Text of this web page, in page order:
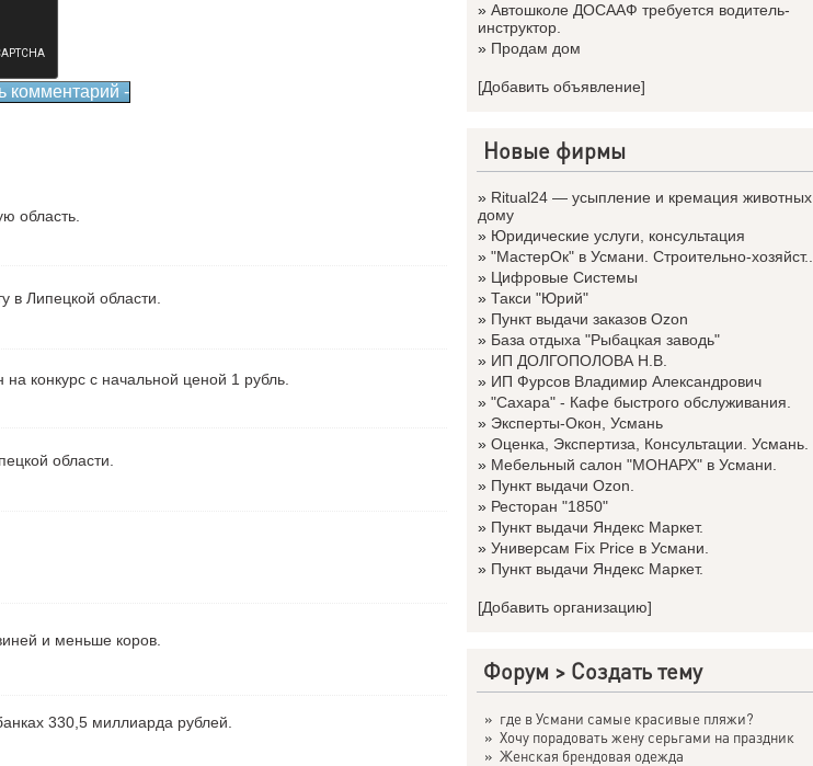
область.
в Липецкой области.
конкурс с начальной ценой 1 рубль.
области.
и меньше коров.
330,5 миллиарда рублей.
» Автошколе ДОСААФ требуется водитель-
инструктор.
» Продам дом
[Добавить объявление]
Новые фирмы
» Ritual24 — усыпление и кремация
дому
» Юридические услуги, консультация
» "МастерОк" в Усмани. Строительно-
» Цифровые Системы
» Такси "Юрий"
» Пункт выдачи заказов Ozon
» База отдыха "Рыбацкая заводь"
» ИП ДОЛГОПОЛОВА Н.В.
» ИП Фурсов Владимир Александрович
» "Сахара" - Кафе быстрого обслуживания.
» Эксперты-Окон, Усмань
» Оценка, Экспертиза, Консультации. Усмань.
» Мебельный салон "МОНАРХ" в Усмани.
» Пункт выдачи Ozon.
» Ресторан "1850"
» Пункт выдачи Яндекс Маркет.
» Универсам Fix Price в Усмани.
» Пункт выдачи Яндекс Маркет.
[Добавить организацию]
Форум > Создать тему
» где в Усмани самые красивые пляжи?
» Хочу порадовать жену серьгами на праздник
» Женская брендовая одежда